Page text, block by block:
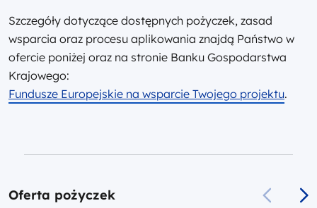
Szczegóły dotyczące dostępnych pożyczek, zasad
wsparcia oraz procesu aplikowania znajdą Państwo w
ofercie poniżej oraz na stronie Banku Gospodarstwa
Krajowego:
Fundusze Europejskie na wsparcie Twojego projektu.
Oferta pożyczek